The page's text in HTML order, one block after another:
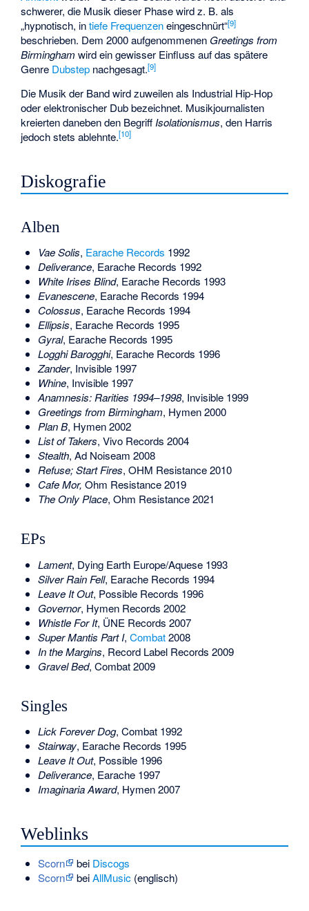
schwerer, die Musik dieser Phase wird z. B. als
„hypnotisch, intiefe Frequenzeneingeschnürt“[9]
beschrieben. Dem 2000 aufgenommenen Greetings from
Birmingham wird ein gewisser Einfluss auf das spätere
Genre Dubstep nachgesagt.[9]
Die Musik der Band wird zuweilen als Industrial Hip-Hop
oder elektronischer Dub bezeichnet. Musikjournalisten
kreierten daneben den Begriff Isolationismus, den Harris
jedoch stets ablehnte.[10]
Diskografie
Alben
Vae Solis, Earache Records 1992
Deliverance, Earache Records 1992
White Irises Blind, Earache Records 1993
Evanescene, Earache Records 1994
Colossus, Earache Records 1994
Ellipsis, Earache Records 1995
Gyral, Earache Records 1995
Logghi Barogghi, Earache Records 1996
Zander, Invisible 1997
Whine, Invisible 1997
Anamnesis: Rarities 1994–1998, Invisible 1999
Greetings from Birmingham, Hymen 2000
Plan B, Hymen 2002
List of Takers, Vivo Records 2004
Stealth, Ad Noiseam 2008
Refuse; Start Fires, OHM Resistance 2010
Cafe Mor, Ohm Resistance 2019
The Only Place, Ohm Resistance 2021
EPs
Lament, Dying Earth Europe/Aquese 1993
Silver Rain Fell, Earache Records 1994
Leave It Out, Possible Records 1996
Governor, Hymen Records 2002
Whistle For It, ÜNE Records 2007
Super Mantis Part I, Combat2008
In the Margins, Record Label Records 2009
Gravel Bed, Combat 2009
Singles
Lick Forever Dog, Combat 1992
Stairway, Earache Records 1995
Leave It Out, Possible 1996
Deliverance, Earache 1997
Imaginaria Award, Hymen 2007
Weblinks
Scorn bei Discogs
Scorn
beiAllMusic(englisch)